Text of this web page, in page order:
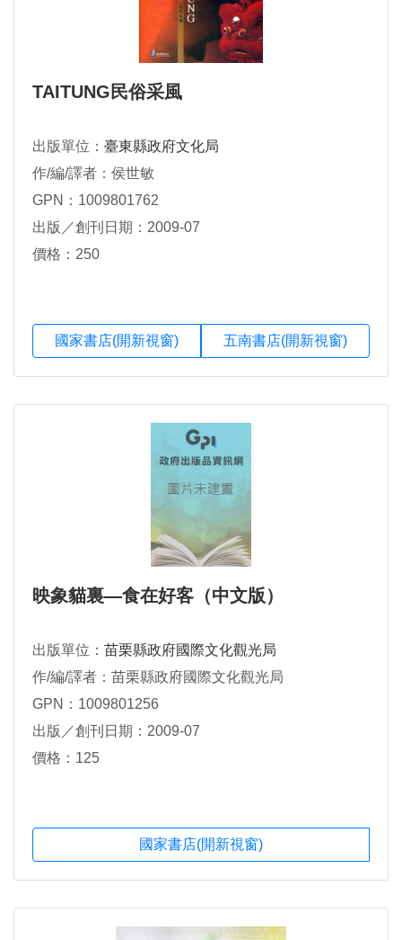
TAITUNG民俗采風
出版單位： 臺東縣政府文化局
作/編/譯者：侯世敏
GPN：1009801762
出版／創刊日期：2009-07
價格：250
國家書店(開新視窗) 五南書店(開新視窗)
映象貓裏—食在好客（中文版）
出版單位： 苗栗縣政府國際文化觀光局
作/編/譯者：苗栗縣政府國際文化觀光局
GPN：1009801256
出版／創刊日期：2009-07
價格：125
國家書店(開新視窗)